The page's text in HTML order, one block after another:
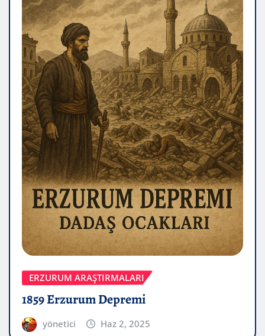
ERZURUM ARAŞTIRMALARI
1859 Erzurum Depremi
yönetici Haz 2, 2025